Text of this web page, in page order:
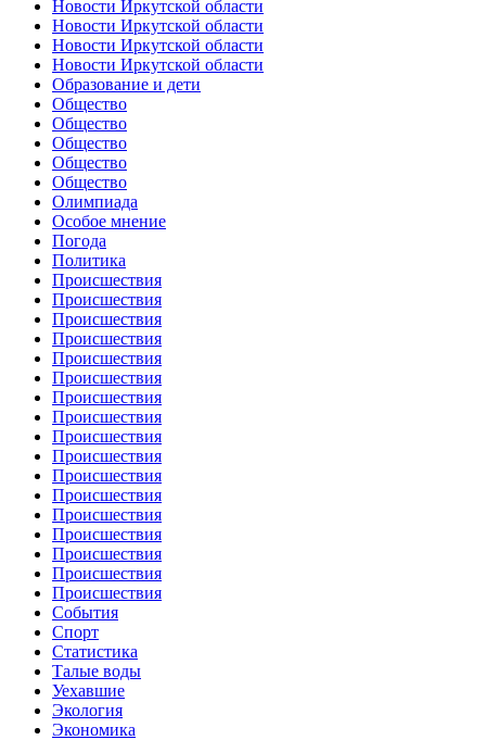
Новости Иркутской области
Новости Иркутской области
Новости Иркутской области
Новости Иркутской области
Образование и дети
Общество
Общество
Общество
Общество
Общество
Олимпиада
Особое мнение
Погода
Политика
Происшествия
Происшествия
Происшествия
Происшествия
Происшествия
Происшествия
Происшествия
Происшествия
Происшествия
Происшествия
Происшествия
Происшествия
Происшествия
Происшествия
Происшествия
Происшествия
Происшествия
События
Спорт
Статистика
Талые воды
Уехавшие
Экология
Экономика